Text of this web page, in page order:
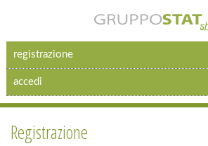
registrazione
accedi
Registrazione